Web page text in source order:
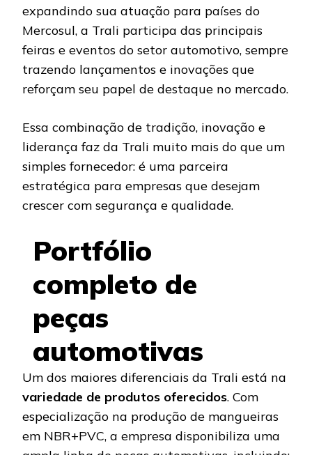
expandindo sua atuação para países do
Mercosul, a Trali participa das principais
feiras e eventos do setor automotivo, sempre
trazendo lançamentos e inovações que
reforçam seu papel de destaque no mercado.
Essa combinação de tradição, inovação e
liderança faz da Trali muito mais do que um
simples fornecedor: é uma parceira
estratégica para empresas que desejam
crescer com segurança e qualidade.
Portfólio
completo de
peças
automotivas
Um dos maiores diferenciais da Trali está na
variedade de produtos oferecidos. Com
especialização na produção de mangueiras
em NBR+PVC, a empresa disponibiliza uma